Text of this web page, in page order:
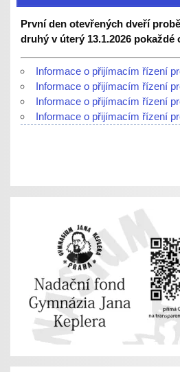
První den otevřených dveří
druhý v úterý 13.1.2026 pokaždé
Informace o přijímacím řízení
Informace o přijímacím řízení
Informace o přijímacím řízení
Informace o přijímacím řízení